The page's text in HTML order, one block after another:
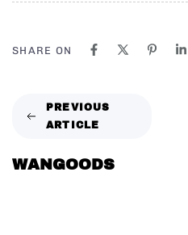
SHARE ON
PREVIOUS
ARTICLE
WANGOODS